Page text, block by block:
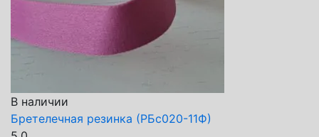
В наличии
Бретелечная резинка (РБс020-11Ф)